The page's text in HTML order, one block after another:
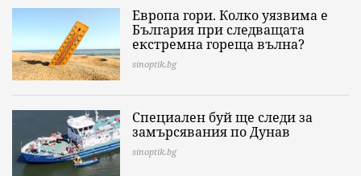
Европа гори. Колко уязвима е
България при следващата
екстремна гореща вълна?
sinoptik.bg
Специален буй ще следи за
замърсявания по Дунав
sinoptik.bg